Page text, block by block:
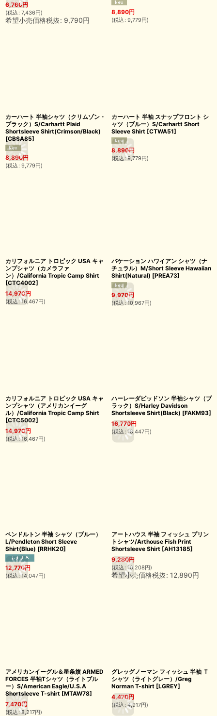
6,760円
(税込 : 7,436円)
希望小売価格税抜: 9,790円
8,890円
(税込 : 9,779円)
カーハート 半袖シャツ（クリムゾン・
ブラック）S/Carhartt Plaid
Shortsleeve Shirt(Crimson/Black)
[CBSA85]
8,890円
(税込 : 9,779円)
カーハート 半袖 スナップフロント シ
ャツ（ブルー）S/Carhartt Short
Sleeve Shirt [CTWA51]
8,890円
(税込 : 9,779円)
カリフォルニア トロピック USA キャ
ンプシャツ（カメラファ
ン）/California Tropic Camp Shirt
[CTC4002]
14,970円
(税込 : 16,467円)
バケーション ハワイアン シャツ（ナ
チュラル）M/Short Sleeve Hawaiian
Shirt(Natural) [PREA73]
9,970円
(税込 : 10,967円)
カリフォルニア トロピック USA キャ
ンプシャツ（アメリカンイーグ
ル）/California Tropic Camp Shirt
[CTC5002]
14,970円
(税込 : 16,467円)
ハーレーダビッドソン 半袖シャツ（ブ
ラック）S/Harley Davidson
Shortsleeve Shirt(Black) [FAKM93]
16,770円
(税込 : 18,447円)
ペンドルトン 半袖 シャツ（ブルー）
L/Pendleton Short Sleeve
Shirt(Blue) [RRHK20]
12,770円
(税込 : 14,047円)
アートハウス 半袖 フィッシュ プリン
トシャツ/Arthouse Fish Print
Shortsleeve Shirt [AH13185]
9,280円
(税込 : 10,208円)
希望小売価格税抜: 12,890円
アメリカンイーグル＆星条旗 ARMED
FORCES 半袖Tシャツ（ライトブル
ー）S/American Eagle/U.S.A
Shortsleeve T-shirt [MTAW78]
7,470円
(税込 : 8,217円)
グレッグノーマン フィッシュ 半袖 Ｔ
シャツ（ライトグレー）/Greg
Norman T-shirt [LGREY]
4,470円
(税込 : 4,917円)